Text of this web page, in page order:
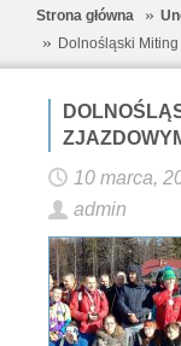
Strona główna
Dolnośląski
10 marca,
admin